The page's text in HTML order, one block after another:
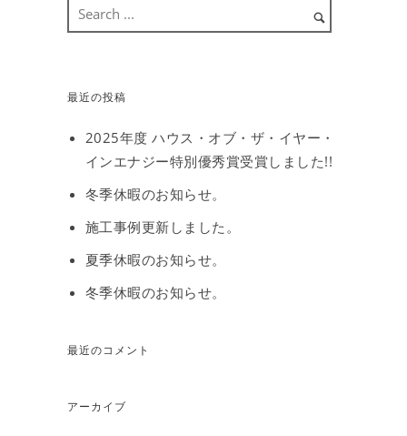
最近の投稿
2025年度 ハウス・オブ・ザ・イヤー・
インエナジー特別優秀賞受賞しました!!
冬季休暇のお知らせ。
施工事例更新しました。
夏季休暇のお知らせ。
冬季休暇のお知らせ。
最近のコメント
アーカイブ